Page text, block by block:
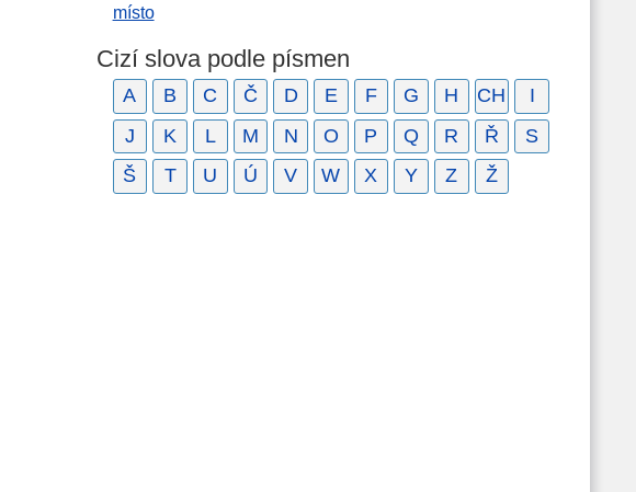
místo
Cizí slova podle písmen
A B C Č D E F G H CH
I
J
K L M N O P Q R Ř
S
Š
T U Ú V W X Y Z Ž